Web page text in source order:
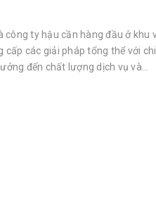
công ty hậu cần hàng đầu ở khu
cấp các giải pháp tổng thể với
đến chất lượng dịch vụ và...